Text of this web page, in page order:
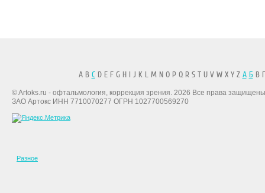
A B CD E F G H I J K L M N O P Q R S T U V W X Y Z А БВ
© Artoks.ru - офтальмология, коррекция зрения. 2026 Все права
ЗАО Артокс ИНН 7710070277 ОГРН 1027700569270
Разное